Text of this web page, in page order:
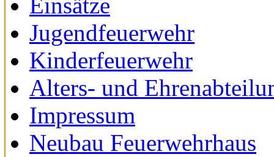
Einsätze
Jugendfeuerwehr
Kinderfeuerwehr
Alters- und
Impressum
Neubau Feuerwehrhaus